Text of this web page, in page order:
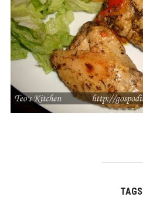
TAGS